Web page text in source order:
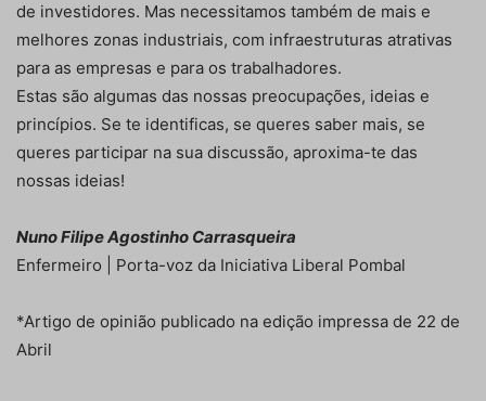
de investidores. Mas necessitamos também de mais e
melhores zonas industriais, com infraestruturas atrativas
para as empresas e para os trabalhadores.
Estas são algumas das nossas preocupações, ideias e
princípios. Se te identificas, se queres saber mais, se
queres participar na sua discussão, aproxima-te das
nossas ideias!
Nuno Filipe Agostinho Carrasqueira
Enfermeiro | Porta-voz da Iniciativa Liberal Pombal
*Artigo de opinião publicado na edição impressa de 22 de
Abril